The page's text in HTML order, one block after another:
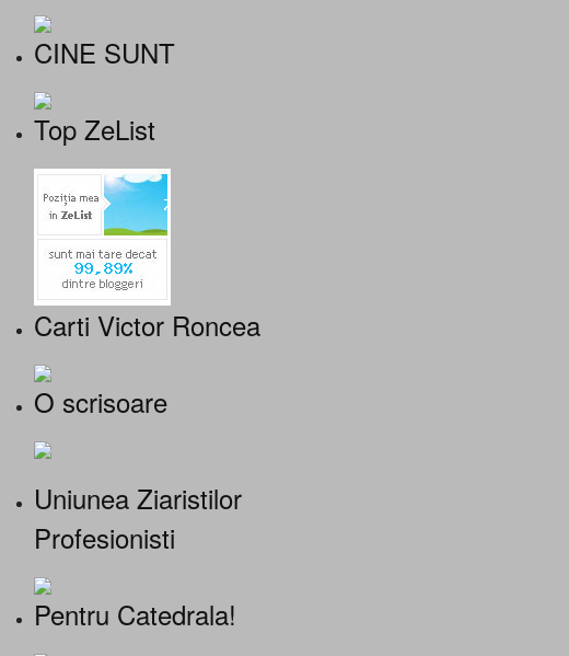
CINE SUNT
Top ZeList
Carti Victor Roncea
O scrisoare
Uniunea Ziaristilor
Profesionisti
Pentru Catedrala!